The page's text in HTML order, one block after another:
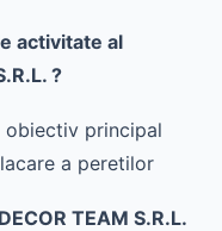
activitate al
?
obiectiv principal
a peretilor
TEAM S.R.L.